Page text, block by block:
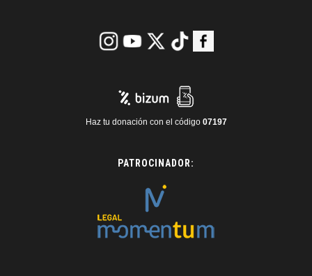
Haz tu donación con el código 07197
PATROCINADOR: